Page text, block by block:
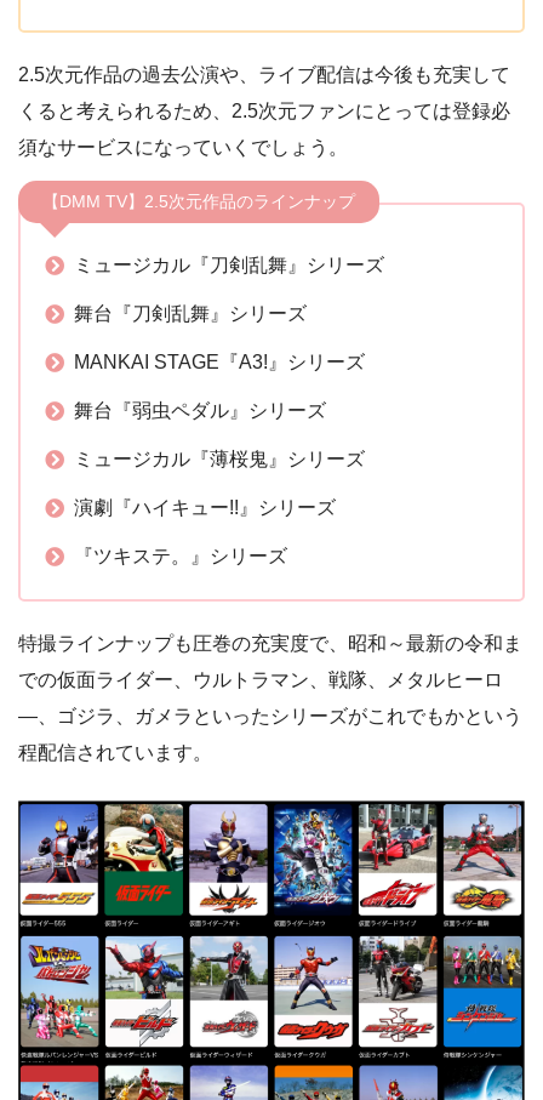
2.5次元作品の過去公演や、ライブ配信は今後も充実して
くると考えられるため、2.5次元ファンにとっては登録必
須なサービスになっていくでしょう。
【DMM TV】2.5次元作品のラインナップ
ミュージカル『刀剣乱舞』シリーズ
舞台『刀剣乱舞』シリーズ
MANKAI STAGE『A3!』シリーズ
舞台『弱虫ペダル』シリーズ
ミュージカル『薄桜鬼』シリーズ
演劇『ハイキュー!!』シリーズ
『ツキステ。』シリーズ
特撮ラインナップも圧巻の充実度で、昭和～最新の令和ま
での仮面ライダー、ウルトラマン、戦隊、メタルヒーロ
―、ゴジラ、ガメラといったシリーズがこれでもかという
程配信されています。